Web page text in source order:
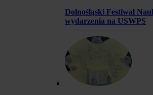
Dolnośląski Festiwal
wydarzenia na USWPS